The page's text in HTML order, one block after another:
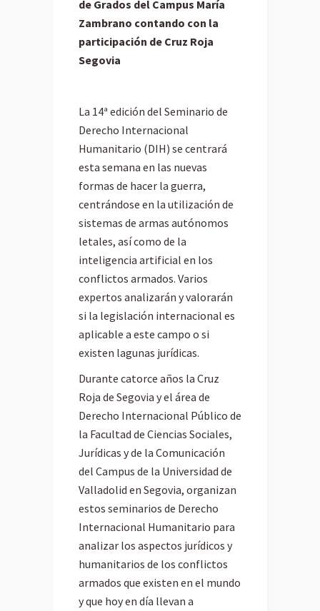
de Grados del Campus María
Zambrano contando con la
participación de Cruz Roja
Segovia
La 14ª edición del Seminario de
Derecho Internacional
Humanitario (DIH) se centrará
esta semana en las nuevas
formas de hacer la guerra,
centrándose en la utilización de
sistemas de armas autónomos
letales, así como de la
inteligencia artificial en los
conflictos armados. Varios
expertos analizarán y valorarán
si la legislación internacional es
aplicable a este campo o si
existen lagunas jurídicas.
Durante catorce años la Cruz
Roja de Segovia y el área de
Derecho Internacional Público de
la Facultad de Ciencias Sociales,
Jurídicas y de la Comunicación
del Campus de la Universidad de
Valladolid en Segovia, organizan
estos seminarios de Derecho
Internacional Humanitario para
analizar los aspectos jurídicos y
humanitarios de los conflictos
armados que existen en el mundo
y que hoy en día llevan a